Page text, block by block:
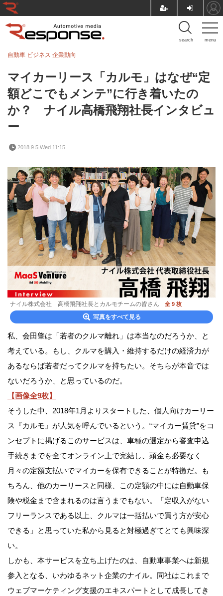
menu
search
マイカーリース「カルモ」はなぜ“定
額どこでもメンテ”に行き着いたの
か？ ナイル高橋飛翔社長インタビュ
ー
自動車 ビジネス 企業動向
2018.9.5 Wed 11:15
ナイル株式会社 高橋飛翔社長とカルモチームの皆さん 全 9 枚
写真をすべて見る
私、会田肇は「若者のクルマ離れ」は本当なのだろうか、と
考えている。もし、クルマを購入・維持するだけの経済力が
あるならば若者だってクルマを持ちたい。そちらが本音では
ないだろうか、と思っているのだ。
【画像全9枚】
そうした中、2018年1月よりスタートした、個人向けカーリー
ス『カルモ』が人気を呼んでいるという。“マイカー賃貸”をコ
ンセプトに掲げるこのサービスは、車種の選定から審査申込
手続きまでを全てオンライン上で完結し、頭金も必要なく
月々の定額支払いでマイカーを保有できることが特徴だ。も
ちろん、他のカーリースと同様、この定額の中には自動車保
険や税金まで含まれるのは言うまでもない。「定収入がない
フリーランスである以上、クルマは一括払いで買う方が安心
できる」と思っていた私から見ると対極過ぎてとても興味深
い。
しかも、本サービスを立ち上げたのは、自動車事業へは新規
参入となる、いわゆるネット企業のナイル。同社はこれまで
ウェブマーケティング支援のエキスパートとして成長してき